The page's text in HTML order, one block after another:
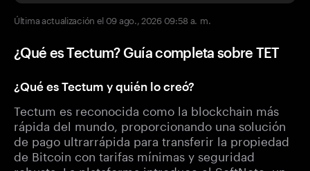
Última actualización el 09 ago., 2026 09:58 a. m.
¿Qué es Tectum? Guía completa sobre TET
¿Qué es Tectum y quién lo creó?
Tectum es reconocida como la blockchain más
rápida del mundo, proporcionando una solución
de pago ultrarrápida para transferir la propiedad
de Bitcoin con tarifas mínimas y seguridad